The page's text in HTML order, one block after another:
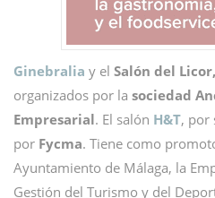
Ginebralia y el Salón del
organizados por la sociedad
Empresarial. El salón H&T, por
por Fycma. Tiene como
Ayuntamiento de Málaga, la
Gestión del Turismo y del